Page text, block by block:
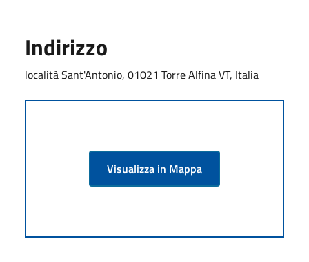
Indirizzo
località Sant'Antonio, 01021 Torre Alfina VT, Italia
Visualizza in Mappa